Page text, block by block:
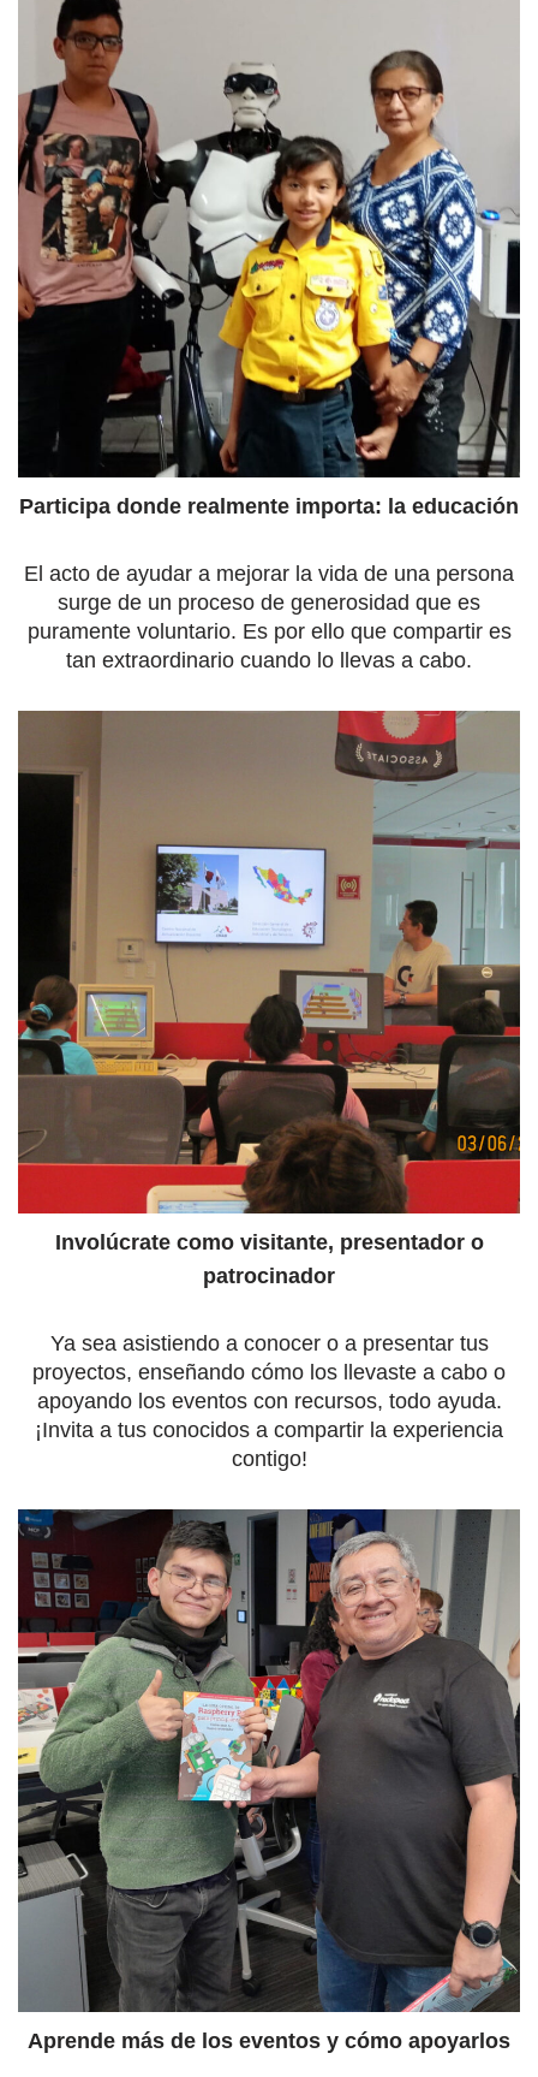
Participa donde realmente importa: la educación
El acto de ayudar a mejorar la vida de una persona
surge de un proceso de generosidad que es
puramente voluntario. Es por ello que compartir es
tan extraordinario cuando lo llevas a cabo.
Involúcrate como visitante, presentador o
patrocinador
Ya sea asistiendo a conocer o a presentar tus
proyectos, enseñando cómo los llevaste a cabo o
apoyando los eventos con recursos, todo ayuda.
¡Invita a tus conocidos a compartir la experiencia
contigo!
Aprende más de los eventos y cómo apoyarlos